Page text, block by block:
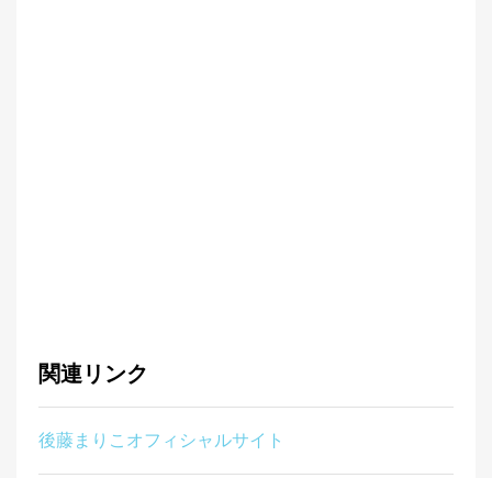
関連リンク
後藤まりこオフィシャルサイト